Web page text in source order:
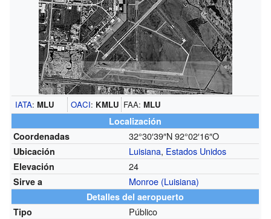
IATA: MLU OACI: KMLU FAA:MLU
Localización
Coordenadas
32°30′39″N92°02′16″O
Ubicación Luisiana, Estados Unidos
Elevación 24
Sirve a Monroe (Luisiana)
Detalles del aeropuerto
Tipo
Público